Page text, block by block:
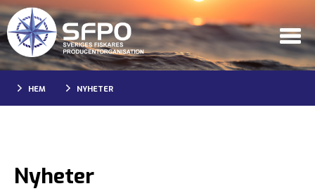
HEM NYHETER
Nyheter